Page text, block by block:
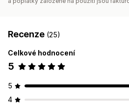
Recenze (25)
Celkové hodnocení
5
5
4